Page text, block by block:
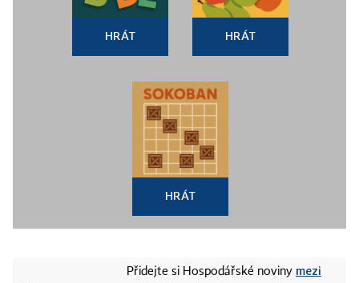
HRÁT HRÁT
HRÁT
Přidejte si Hospodářské noviny mezi